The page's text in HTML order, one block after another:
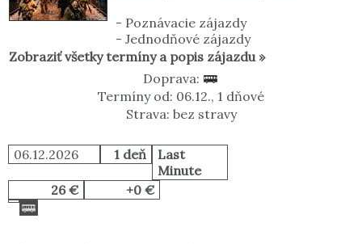
- Poznávacie zájazdy
- Jednodňové zájazdy
Zobraziť všetky termíny a popis zájazdu »
Doprava:
Termíny od: 06.12., 1 dňové
Strava: bez stravy
06.12.2026 1 deň
Last
Minute
26 €
+0 €